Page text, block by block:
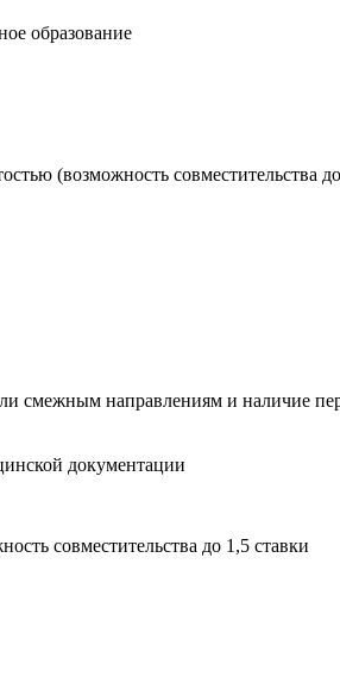
образование
(возможность совместительства
смежным направлениям и наличие
документации
совместительства до 1,5 ставки